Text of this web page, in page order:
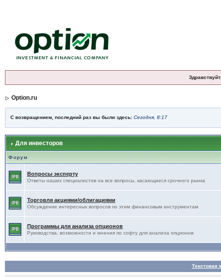
Option.ru
С возвращением, последний раз вы были здесь: Сегодня, 8:17
Для инвесторов
Форум
Вопросы эксперту
Ответы наших специалистов на все вопросы, касающиеся срочного рынка
Торговля акциями/облигациями
Обсуждение интересных вопросов по этим финансовым инструментам
Программы для анализа опционов
Руководства, возможности и мнения по софту для анализа опционов
Текстовая